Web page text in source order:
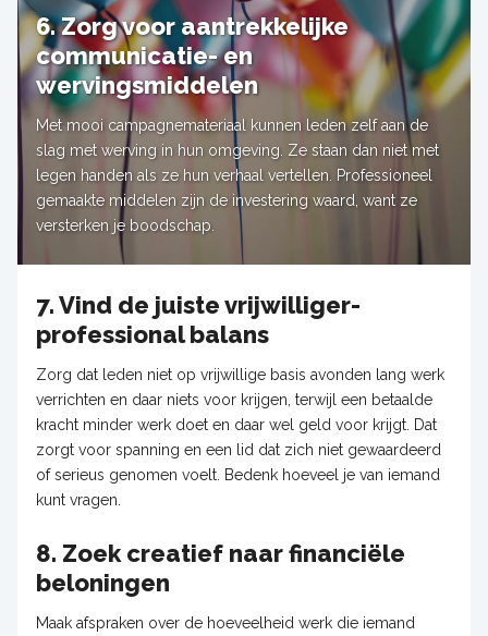
6. Zorg voor aantrekkelijke
communicatie- en
wervingsmiddelen
Met mooi campagnemateriaal kunnen leden zelf aan de
slag met werving in hun omgeving. Ze staan dan niet met
legen handen als ze hun verhaal vertellen. Professioneel
gemaakte middelen zijn de investering waard, want ze
versterken je boodschap.
7. Vind de juiste vrijwilliger-
professional balans
Zorg dat leden niet op vrijwillige basis avonden lang werk
verrichten en daar niets voor krijgen, terwijl een betaalde
kracht minder werk doet en daar wel geld voor krijgt. Dat
zorgt voor spanning en een lid dat zich niet gewaardeerd
of serieus genomen voelt. Bedenk hoeveel je van iemand
kunt vragen.
8. Zoek creatief naar financiële
beloningen
Maak afspraken over de hoeveelheid werk die iemand